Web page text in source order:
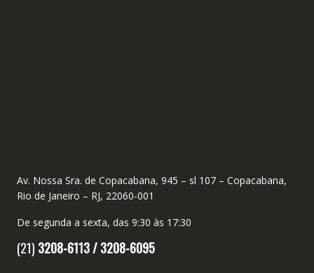
Av. Nossa Sra. de Copacabana, 945 – sl 107 – Copacabana,
Rio de Janeiro – RJ, 22060-001
De segunda a sexta, das 9:30 às 17:30
(21) 3208-6113 /3208-6095